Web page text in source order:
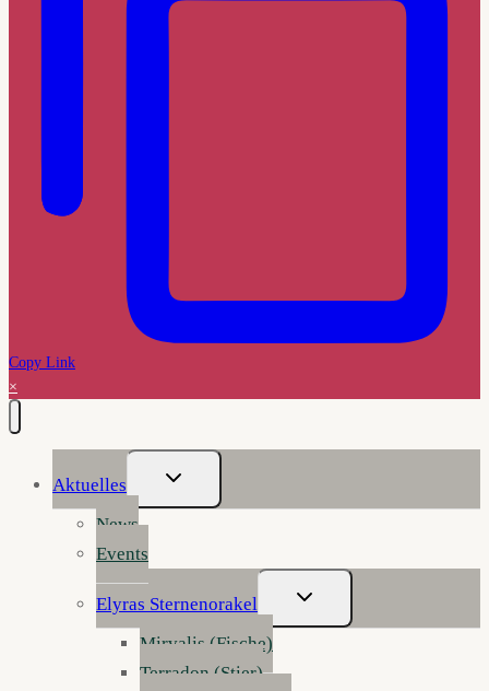
Copy Link
×
Aktuelles
Untermenü
Umschalten
News
Events
Elyras Sternenorakel
Untermenü
Umschalten
Mirvalis (Fische)
Terradon (Stier)